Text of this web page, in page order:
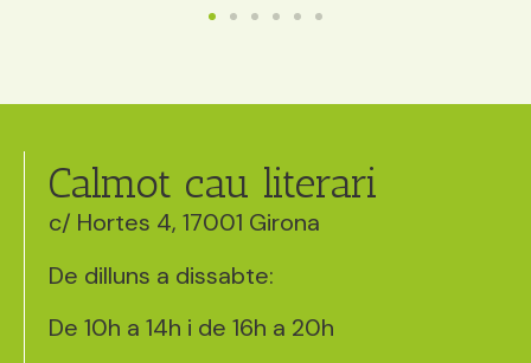
Calmot cau literari
c/ Hortes 4, 17001 Girona
De dilluns a dissabte:
De 10h a 14h i de 16h a 20h